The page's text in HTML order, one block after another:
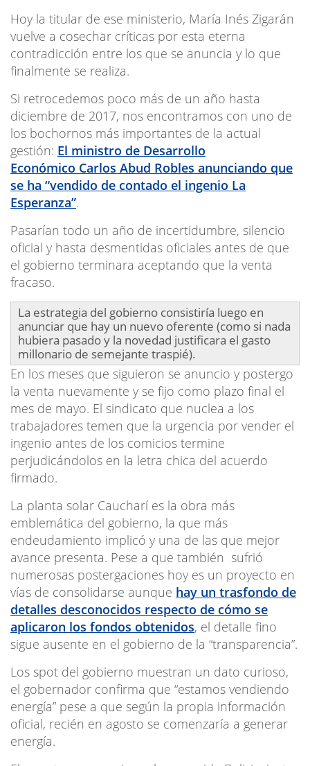
Hoy la titular de ese ministerio, María Inés Zigarán
vuelve a cosechar críticas por esta eterna
contradicción entre los que se anuncia y lo que
finalmente se realiza.
Si retrocedemos poco más de un año hasta
diciembre de 2017, nos encontramos con uno de
los bochornos más importantes de la actual
gestión: El ministro de Desarrollo
Económico Carlos Abud Robles anunciando que
se ha “vendido de contado el ingenio La
Esperanza”.
Pasarían todo un año de incertidumbre, silencio
oficial y hasta desmentidas oficiales antes de que
el gobierno terminara aceptando que la venta
fracaso.
La estrategia del gobierno consistiría luego en
anunciar que hay un nuevo oferente (como si nada
hubiera pasado y la novedad justificara el gasto
millonario de semejante traspié).
En los meses que siguieron se anuncio y postergo
la venta nuevamente y se fijo como plazo final el
mes de mayo. El sindicato que nuclea a los
trabajadores temen que la urgencia por vender el
ingenio antes de los comicios termine
perjudicándolos en la letra chica del acuerdo
firmado.
La planta solar Caucharí es la obra más
emblemática del gobierno, la que más
endeudamiento implicó y una de las que mejor
avance presenta. Pese a que también sufrió
numerosas postergaciones hoy es un proyecto en
vías de consolidarse aunque hay un trasfondo de
detalles desconocidos respecto de cómo se
aplicaron los fondos obtenidos, el detalle fino
sigue ausente en el gobierno de la “transparencia”.
Los spot del gobierno muestran un dato curioso,
el gobernador confirma que “estamos vendiendo
energía” pese a que según la propia información
oficial, recién en agosto se comenzaría a generar
energía.